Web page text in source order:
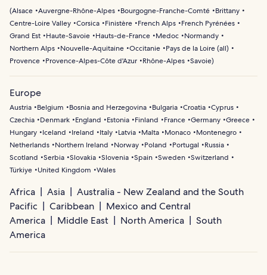
(Alsace Auvergne-Rhône-Alpes Bourgogne-Franche-Comté
Brittany
Centre-Loire Valley Corsica Finistère French Alps
French Pyrénées
Grand Est
Haute-Savoie Hauts-de-France Medoc
Normandy
Northern Alps
Nouvelle-Aquitaine Occitanie
Pays de la Loire (all)
Provence
Provence-Alpes-Côte d'Azur Rhône-Alpes Savoie)
Europe
Austria Belgium Bosnia and Herzegovina Bulgaria Croatia Cyprus
Czechia
Denmark England Estonia Finland France Germany Greece
Hungary
Iceland Ireland Italy Latvia Malta Monaco
Montenegro
Netherlands
Northern Ireland Norway Poland Portugal
Russia
Scotland
Serbia Slovakia Slovenia Spain Sweden Switzerland
Türkiye
United Kingdom Wales
Africa Asia
Australia - New Zealand and the South
Pacific
Caribbean
Mexico and Central
America
Middle East North America
South
America